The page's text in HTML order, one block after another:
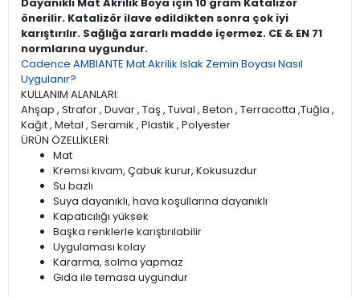
Dayanıklı Mat Akrilik Boya için 10 gram Katalizör
önerilir. Katalizör ilave edildikten sonra çok iyi
karıştırılır. Sağlığa zararlı madde içermez. CE & EN 71
normlarına uygundur.
Cadence AMBIANTE Mat Akrilik Islak Zemin Boyası Nasıl
Uygulanır?
KULLANIM ALANLARI:
Ahşap , Strafor , Duvar , Taş , Tuval , Beton , Terracotta ,Tuğla ,
Kağıt , Metal , Seramik , Plastik , Polyester
ÜRÜN ÖZELLİKLERİ:
Mat
Kremsi kıvam, Çabuk kurur, Kokusuzdur
Su bazlı
Suya dayanıklı, hava koşullarına dayanıklı
Kapatıcılığı yüksek
Başka renklerle karıştırılabilir
Uygulaması kolay
Kararma, solma yapmaz
Gıda ile temasa uygundur